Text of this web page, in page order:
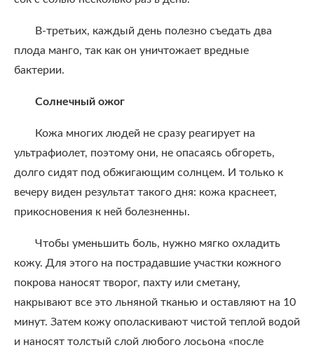
В-третьих, каждый день полезно съедать два
плода манго, так как он уничтожает вредные
бактерии.
Солнечный ожог
Кожа многих людей не сразу реагирует на
ультрафиолет, поэтому они, не опасаясь обгореть,
долго сидят под обжигающим солнцем. И только к
вечеру виден результат такого дня: кожа краснеет,
прикосновения к ней болезненны.
Чтобы уменьшить боль, нужно мягко охладить
кожу. Для этого на пострадавшие участки кожного
покрова наносят творог, пахту или сметану,
накрывают все это льняной тканью и оставляют на 10
минут. Затем кожу ополаскивают чистой теплой водой
и наносят толстый слой любого лосьона «после